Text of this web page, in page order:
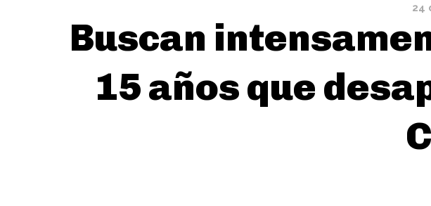
24
Buscan
15 años que